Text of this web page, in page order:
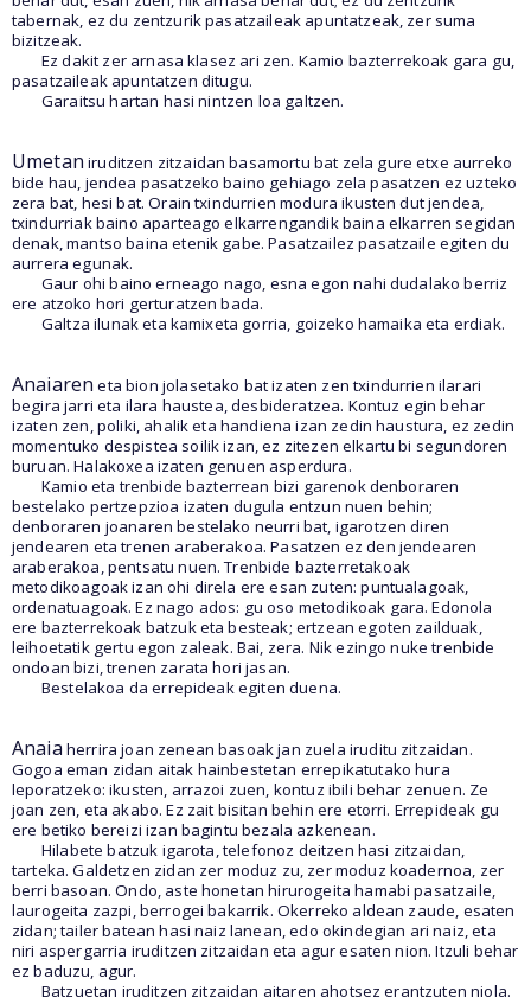
tabernak, ez du zentzurik pasatzaileak apuntatzeak, zer suma
bizitzeak.
Ez dakit zer arnasa klasez ari zen. Kamio bazterrekoak gara gu,
pasatzaileak apuntatzen ditugu.
Garaitsu hartan hasi nintzen loa galtzen.
Umetan iruditzen zitzaidan basamortu bat zela gure etxe aurreko
bide hau, jendea pasatzeko baino gehiago zela pasatzen ez uzteko
zera bat, hesi bat. Orain txindurrien modura ikusten dut jendea,
txindurriak baino aparteago elkarrengandik baina elkarren segidan
denak, mantso baina etenik gabe. Pasatzailez pasatzaile egiten du
aurrera egunak.
Gaur ohi baino erneago nago, esna egon nahi dudalako berriz
ere atzoko hori gerturatzen bada.
Galtza ilunak eta kamixeta gorria, goizeko hamaika eta erdiak.
Anaiaren eta bion jolasetako bat izaten zen txindurrien ilarari
begira jarri eta ilara haustea, desbideratzea. Kontuz egin behar
izaten zen, poliki, ahalik eta handiena izan zedin haustura, ez zedin
momentuko despistea soilik izan, ez zitezen elkartu bi segundoren
buruan. Halakoxea izaten genuen asperdura.
Kamio eta trenbide bazterrean bizi garenok denboraren
bestelako pertzepzioa izaten dugula entzun nuen behin;
denboraren joanaren bestelako neurri bat, igarotzen diren
jendearen eta trenen araberakoa. Pasatzen ez den jendearen
araberakoa, pentsatu nuen. Trenbide bazterretakoak
metodikoagoak izan ohi direla ere esan zuten: puntualagoak,
ordenatuagoak. Ez nago ados: gu oso metodikoak gara. Edonola
ere bazterrekoak batzuk eta besteak; ertzean egoten zailduak,
leihoetatik gertu egon zaleak. Bai, zera. Nik ezingo nuke trenbide
ondoan bizi, trenen zarata hori jasan.
Bestelakoa da errepideak egiten duena.
Anaia herrira joan zenean basoak jan zuela iruditu zitzaidan.
Gogoa eman zidan aitak hainbestetan errepikatutako hura
leporatzeko: ikusten, arrazoi zuen, kontuz ibili behar zenuen. Ze
joan zen, eta akabo. Ez zait bisitan behin ere etorri. Errepideak gu
ere betiko bereizi izan bagintu bezala azkenean.
Hilabete batzuk igarota, telefonoz deitzen hasi zitzaidan,
tarteka. Galdetzen zidan zer moduz zu, zer moduz koadernoa, zer
berri basoan. Ondo, aste honetan hirurogeita hamabi pasatzaile,
laurogeita zazpi, berrogei bakarrik. Okerreko aldean zaude, esaten
zidan; tailer batean hasi naiz lanean, edo okindegian ari naiz, eta
niri aspergarria iruditzen zitzaidan eta agur esaten nion. Itzuli behar
ez baduzu, agur.
Batzuetan iruditzen zitzaidan aitaren ahotsez erantzuten niola.